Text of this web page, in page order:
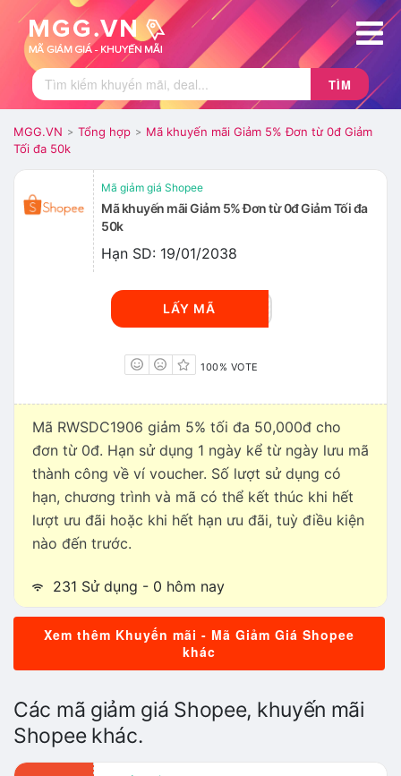
TÌM
MGG.VN > Tổng hợp > Mã khuyến mãi Giảm 5% Đơn từ 0đ Giảm
Tối đa 50k
Mã giảm giá Shopee
Mã khuyến mãi Giảm 5% Đơn từ 0đ Giảm Tối đa
50k
Hạn SD: 19/01/2038
WSDC1906
LẤY MÃ
100% VOTE
Mã RWSDC1906 giảm 5% tối đa 50,000đ cho
đơn từ 0đ. Hạn sử dụng 1 ngày kể từ ngày lưu mã
thành công về ví voucher. Số lượt sử dụng có
hạn, chương trình và mã có thể kết thúc khi hết
lượt ưu đãi hoặc khi hết hạn ưu đãi, tuỳ điều kiện
nào đến trước.
231 Sử dụng - 0 hôm nay
Xem thêm Khuyến mãi - Mã Giảm Giá Shopee
khác
Các mã giảm giá Shopee, khuyến mãi
Shopee khác.